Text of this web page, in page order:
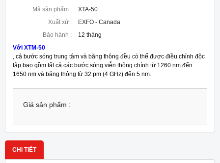
Mã sản phẩm :
XTA-50
Xuất xứ :
EXFO - Canada
Bảo hành :
12 tháng
Với XTM-50
, cả bước sóng trung tâm và băng thông đều có thể được điều chỉnh độc
lập bao gồm tất cả các bước sóng viễn thông chính từ 1260 nm đến
1650 nm và băng thông từ 32 pm (4 GHz) đến 5 nm.
Giá sản phẩm :
CHI TIẾT